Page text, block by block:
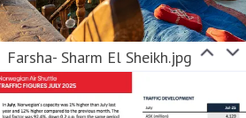
Farsha- Sharm El Sheikh.jpg